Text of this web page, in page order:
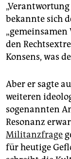
bekannte sich
den
Konsens, was
Aber er sagte
weiteren
sogenannten
Resonanz
Militanzfrage
für heutige